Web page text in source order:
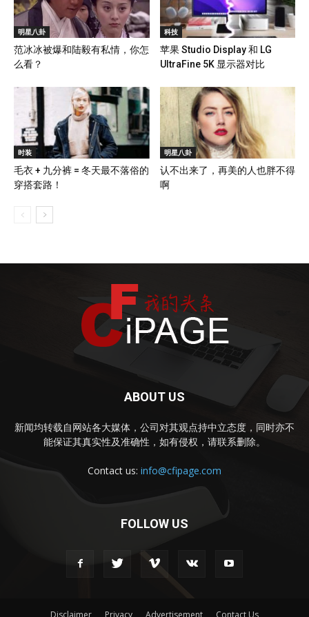
明星八卦
范冰冰被爆和陆毅有私情，你怎
么看？
科技
苹果 Studio Display 和 LG
UltraFine 5K 显示器对比
时装
毛衣 + 九分裤 = 冬天最不落俗的
穿搭套路！
明星八卦
认不出来了，再美的人也胖不得
啊
ABOUT US
新闻均转载自网站各大媒体，公司对其观点持中立态度，同时亦不
能保证其真实性及准确性，如有侵权，请联系删除。
Contact us: info@cfipage.com
FOLLOW US
Disclaimer Privacy Advertisement Contact Us